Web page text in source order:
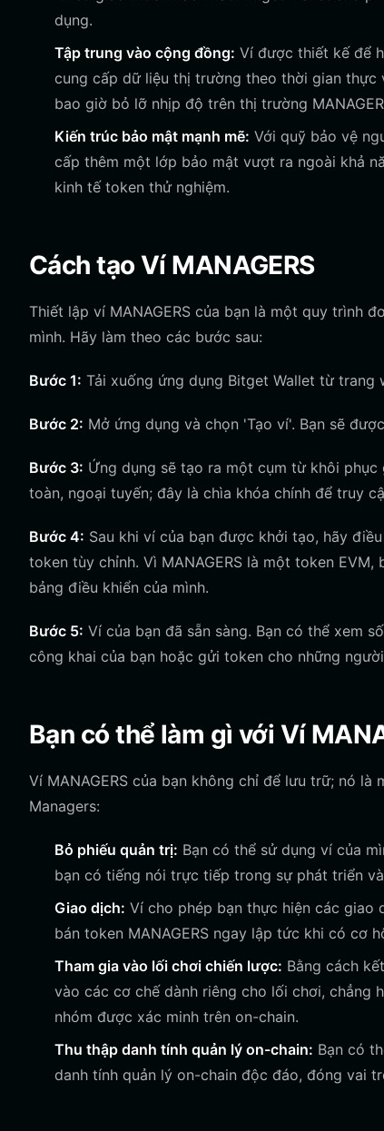
dụng.
Tập trung vào cộng đồng: Ví được thiết kế để
cung cấp dữ liệu thị trường theo thời gian thực
bao giờ bỏ lỡ nhịp độ trên thị trường
Kiến trúc bảo mật mạnh mẽ: Với quỹ bảo vệ
cấp thêm một lớp bảo mật vượt ra ngoài khả
kinh tế token thử nghiệm.
Cách tạo Ví MANAGERS
Thiết lập ví MANAGERS của bạn là một quy trình
mình. Hãy làm theo các bước sau:
Bước 1: Tải xuống ứng dụng Bitget Wallet từ
Bước 2: Mở ứng dụng và chọn 'Tạo ví'. Bạn sẽ
Bước 3: Ứng dụng sẽ tạo ra một cụm từ khôi
toàn, ngoại tuyến; đây là chìa khóa chính để truy
Bước 4: Sau khi ví của bạn được khởi tạo, hãy
token tùy chỉnh. Vì MANAGERS là một token
bảng điều khiển của mình.
Bước 5: Ví của bạn đã sẵn sàng. Bạn có thể xem
công khai của bạn hoặc gửi token cho những
Bạn có thể làm gì với Ví
Ví MANAGERS của bạn không chỉ để lưu trữ; nó
Managers:
Bỏ phiếu quản trị: Bạn có thể sử dụng ví của
bạn có tiếng nói trực tiếp trong sự phát triển
Giao dịch: Ví cho phép bạn thực hiện các giao
bán token MANAGERS ngay lập tức khi có cơ
Tham gia vào lối chơi chiến lược: Bằng cách
vào các cơ chế dành riêng cho lối chơi, chẳng
nhóm được xác minh trên on-chain.
Thu thập danh tính quản lý on-chain: Bạn có
danh tính quản lý on-chain độc đáo, đóng vai